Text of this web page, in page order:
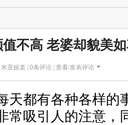
值不高 老婆却貌美
亚娱楽 | 0条评论 | 查看/发表评论
都有各种各样的
常吸引人的注意，